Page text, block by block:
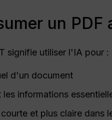
un PDF
signifie utiliser l'IA pour :
d'un document
informations
et plus claire dans